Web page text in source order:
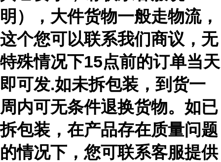
明），大件货物一般走物流，
这个您可以联系我们商议，无
特殊情况下15点前的订单当天
即可发.如未拆包装，到货一
周内可无条件退换货物。如已
拆包装，在产品存在质量问题
的情况下，您可联系客服提供